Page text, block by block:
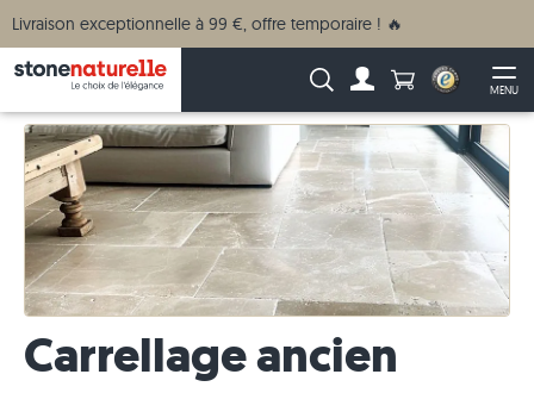
Livraison exceptionnelle à 99 €, offre temporaire ! 🔥
MENU
Recherche :Anzahl
Carrellage ancien